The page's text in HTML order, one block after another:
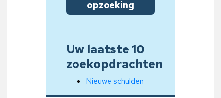
opzoeking
Uw laatste 10
zoekopdrachten
Nieuwe schulden